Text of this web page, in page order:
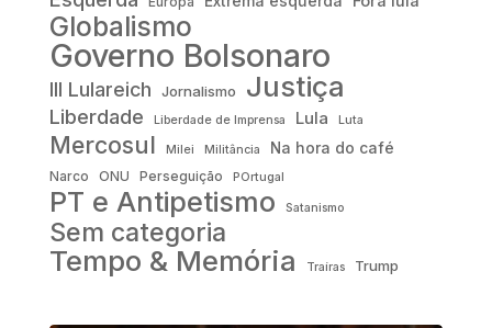
Globalismo
Governo Bolsonaro
III Lulareich Jornalismo Justiça
Liberdade Liberdade de Imprensa Lula Luta
Mercosul Milei Militância Na hora do café
Narco ONU Perseguição POrtugal
PT e Antipetismo Satanismo
Sem categoria
Tempo & Memória Traíras Trump